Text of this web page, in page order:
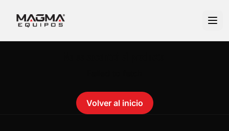
Volver al inicio